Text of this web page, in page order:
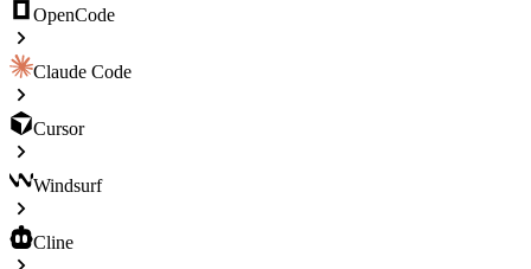
OpenCode
Claude Code
Cursor
Windsurf
Cline